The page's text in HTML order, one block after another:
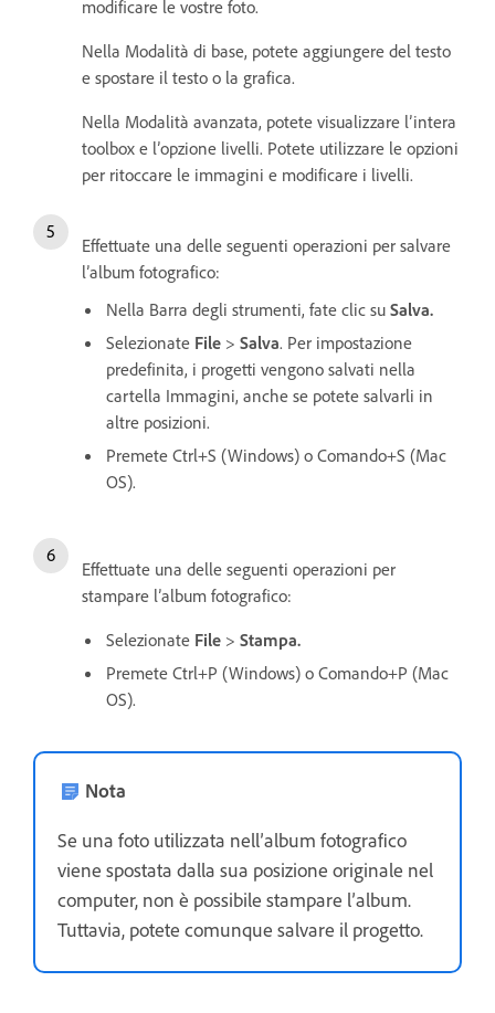
modificare le vostre foto.
Nella Modalità di base, potete aggiungere del testo
e spostare il testo o la grafica.
Nella Modalità avanzata, potete visualizzare l’intera
toolbox e l’opzione livelli. Potete utilizzare le opzioni
per ritoccare le immagini e modificare i livelli.
Effettuate una delle seguenti operazioni per salvare
l’album fotografico:
Nella Barra degli strumenti, fate clic su Salva.
Selezionate File > Salva. Per impostazione
predefinita, i progetti vengono salvati nella
cartella Immagini, anche se potete salvarli in
altre posizioni.
Premete Ctrl+S (Windows) o Comando+S (Mac
OS).
Effettuate una delle seguenti operazioni per
stampare l’album fotografico:
Selezionate File > Stampa.
Premete Ctrl+P (Windows) o Comando+P (Mac
OS).
Nota
Se una foto utilizzata nell’album fotografico
viene spostata dalla sua posizione originale nel
computer, non è possibile stampare l’album.
Tuttavia, potete comunque salvare il progetto.